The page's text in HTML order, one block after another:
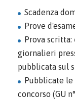
Scadenza
Prove
Prova scritta:
giornalieri
pubblicata sul
Pubblicate
concorso (GU